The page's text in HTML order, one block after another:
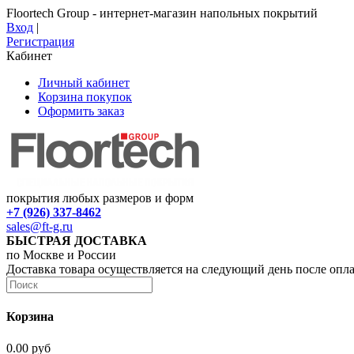
Floortech Group - интернет-магазин напольных покрытий
Вход |
Регистрация
Кабинет
Личный кабинет
Корзина покупок
Оформить заказ
покрытия любых размеров и форм
+7 (926) 337-8462
sales@ft-g.ru
БЫСТРАЯ ДОСТАВКА
по Москве и России
Доставка товара осуществляется на следующий день после
Корзина
0.00 руб